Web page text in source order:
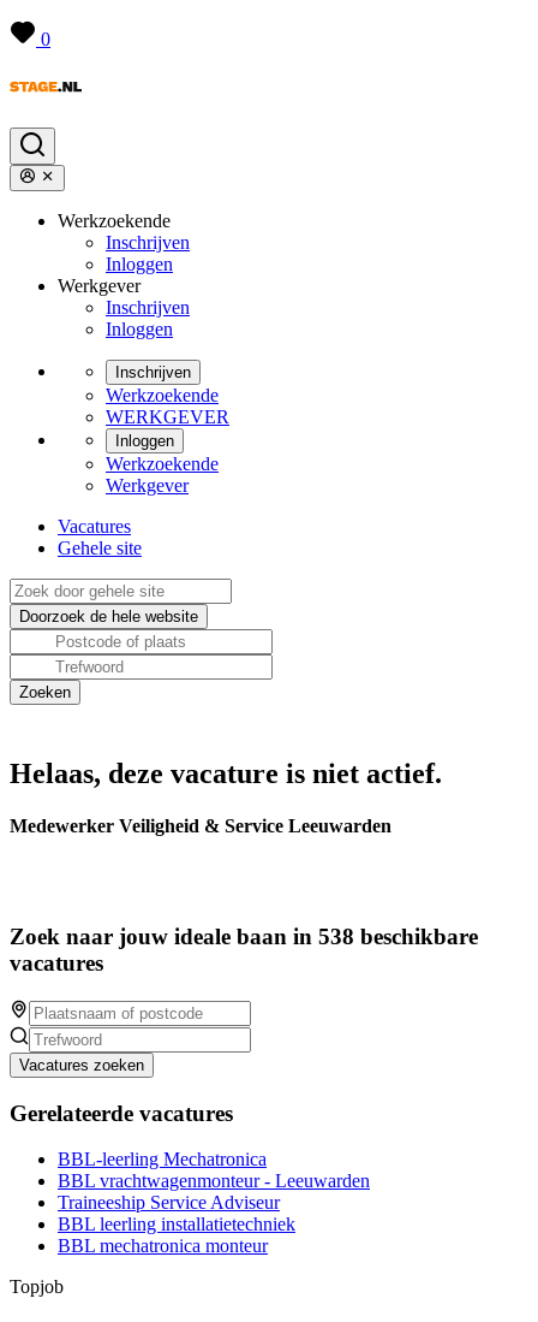
0
Werkzoekende
Inschrijven
Inloggen
Werkgever
Inschrijven
Inloggen
Inschrijven
Werkzoekende
WERKGEVER
Inloggen
Werkzoekende
Werkgever
Vacatures
Gehele site
Helaas, deze vacature is niet actief.
Medewerker Veiligheid & Service Leeuwarden
Zoek naar jouw ideale baan in 538 beschikbare
vacatures
Vacatures zoeken
Gerelateerde vacatures
BBL-leerling Mechatronica
BBL vrachtwagenmonteur - Leeuwarden
Traineeship Service Adviseur
BBL leerling installatietechniek
BBL mechatronica monteur
Topjob